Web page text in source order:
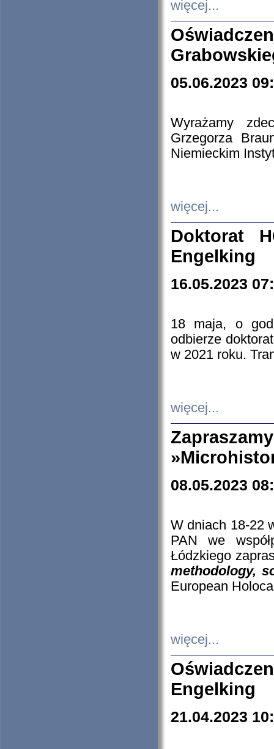
więcej...
05.06.2023
Wyrażamy
Grzegorza
Niemieckim
więcej...
Doktorat
Engelking
16.05.2023
18 maja, o
odbierze
w 2021 roku.
więcej...
08.05.2023
W dniach 18-22
PAN we
Łódzkiego
methodology,
European
więcej...
Engelking
21.04.2023